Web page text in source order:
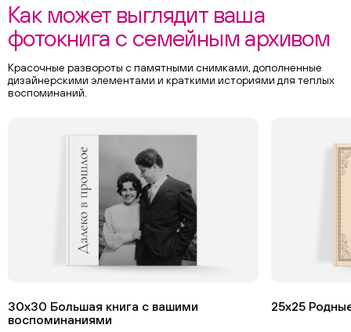
Как может выглядит ваша
фотокнига с семейным архивом
Красочные развороты с памятными снимками, дополненные
дизайнерскими элементами и краткими историями для теплых
воспоминаний.
30х30 Большая книга с вашими
воспоминаниями
25х25